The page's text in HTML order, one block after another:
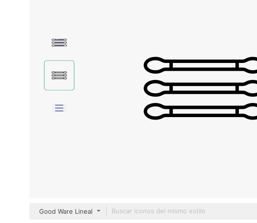
Good Ware Lineal